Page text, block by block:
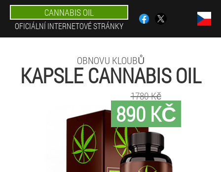
CANNABIS OIL
OFICIÁLNÍ INTERNETOVÉ STRÁNKY
OBNOVU KLOUBŮ
KAPSLE CANNABIS OIL
890 KČ
1780 Kč